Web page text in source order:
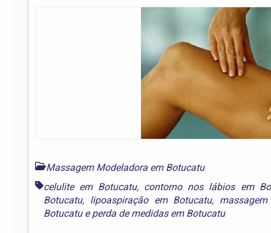
Massagem Modeladora em Botucatu
celulite em Botucatu, contorno nos lábios em
Botucatu, lipoaspiração em Botucatu,
Botucatueperda de medidas em Botucatu